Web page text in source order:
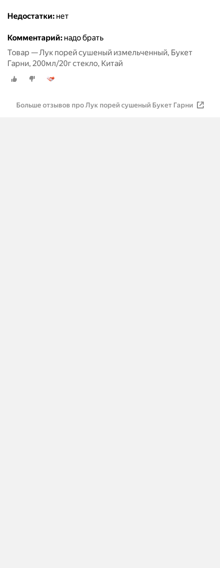
Недостатки: нет
Комментарий: надо брать
Товар — Лук порей сушеный измельченный, Букет
Гарни, 200мл/20г стекло, Китай
Больше отзывов про Лук порей сушеный Букет Гарни